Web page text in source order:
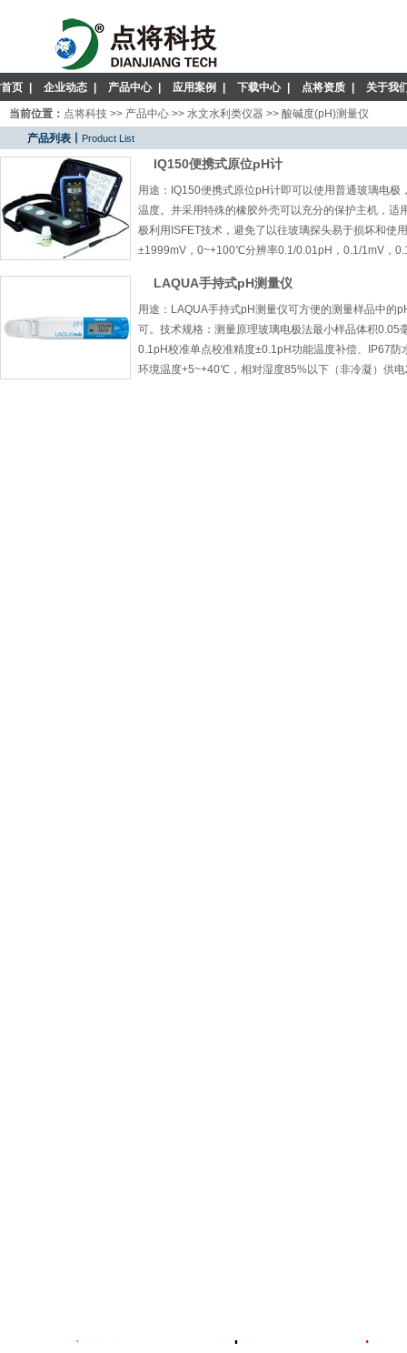
页 企业动态 产品中心 应用案例 下载中心 点将资质 关于我
当前位置： 点将科技 >> 产品中心 >> 水文水利类仪器 >> 酸碱度(pH)测量仪
产品列表丨
Product List
IQ150便携式原位pH计
用途：IQ150便携式原位pH计即可以使用普通玻璃电
温度。并采用特殊的橡胶外壳可以充分的保护主机，
极利用ISFET技术，避免了以往玻璃探头易于损坏和使
±1999mV，0~+100℃分辨率0.1/0.01pH，0.1/1mV，
LAQUA手持式pH测量仪
用途：LAQUA手持式pH测量仪可方便的测量样品中的
可。技术规格：测量原理玻璃电极法最小样品体积
0.1pH校准单点校准精度±0.1pH功能温度补偿、IP67
环境温度+5~+40℃，相对湿度85%以下（非冷凝）供